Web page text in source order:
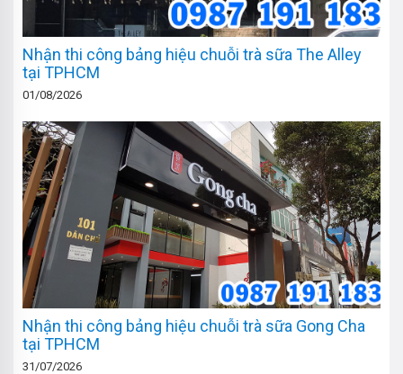
Nhận thi công bảng hiệu chuỗi trà sữa The Alley
tại TPHCM
01/08/2026
Nhận thi công bảng hiệu chuỗi trà sữa Gong Cha
tại TPHCM
31/07/2026